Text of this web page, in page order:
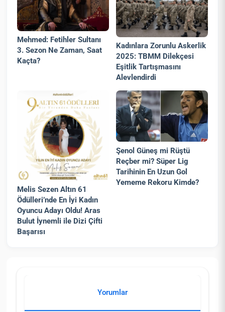
Mehmed: Fetihler Sultanı
3. Sezon Ne Zaman, Saat
Kaçta?
Kadınlara Zorunlu Askerlik
2025: TBMM Dilekçesi
Eşitlik Tartışmasını
Alevlendirdi
Melis Sezen Altın 61
Ödülleri’nde En İyi Kadın
Oyuncu Adayı Oldu! Aras
Bulut İynemli ile Dizi Çifti
Başarısı
Şenol Güneş mi Rüştü
Reçber mi? Süper Lig
Tarihinin En Uzun Gol
Yememe Rekoru Kimde?
Yorumlar